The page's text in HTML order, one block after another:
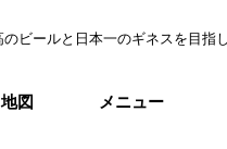
ビールと日本一のギネスを目指
図 メニュー